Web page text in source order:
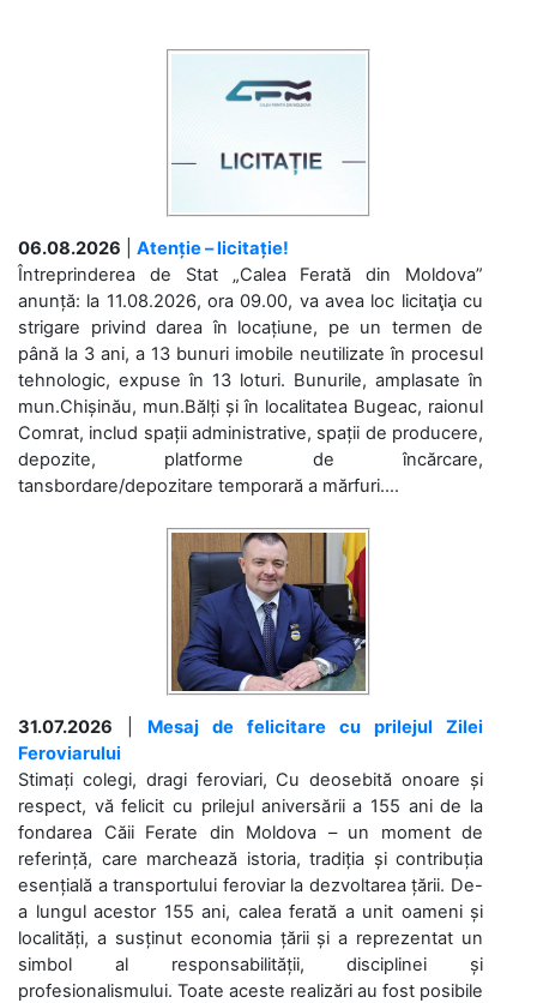
06.08.2026
Atenție – licitație!
Întreprinderea de Stat „Calea Ferată din Moldova”
anunță: la 11.08.2026, ora 09.00, va avea loc licitaţia cu
strigare privind darea în locațiune, pe un termen de
până la 3 ani, a 13 bunuri imobile neutilizate în procesul
tehnologic, expuse în 13 loturi. Bunurile, amplasate în
mun.Chișinău, mun.Bălți și în localitatea Bugeac, raionul
Comrat, includ spații administrative, spații de producere,
depozite, platforme de încărcare,
tansbordare/depozitare temporară a mărfuri....
31.07.2026
Mesaj de felicitare cu prilejul Zilei
Feroviarului
Stimați colegi, dragi feroviari, Cu deosebită onoare și
respect, vă felicit cu prilejul aniversării a 155 ani de la
fondarea Căii Ferate din Moldova – un moment de
referință, care marchează istoria, tradiția și contribuția
esențială a transportului feroviar la dezvoltarea țării. De-
a lungul acestor 155 ani, calea ferată a unit oameni și
localități, a susținut economia țării și a reprezentat un
simbol al responsabilității, disciplinei și
profesionalismului. Toate aceste realizări au fost posibile